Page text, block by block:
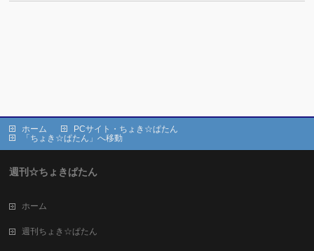
ホーム
PCサイト・ちょき☆ぱたん
「ちょき☆ぱたん」へ移動
週刊☆ちょきぱたん
ホーム
週刊ちょき☆ぱたん